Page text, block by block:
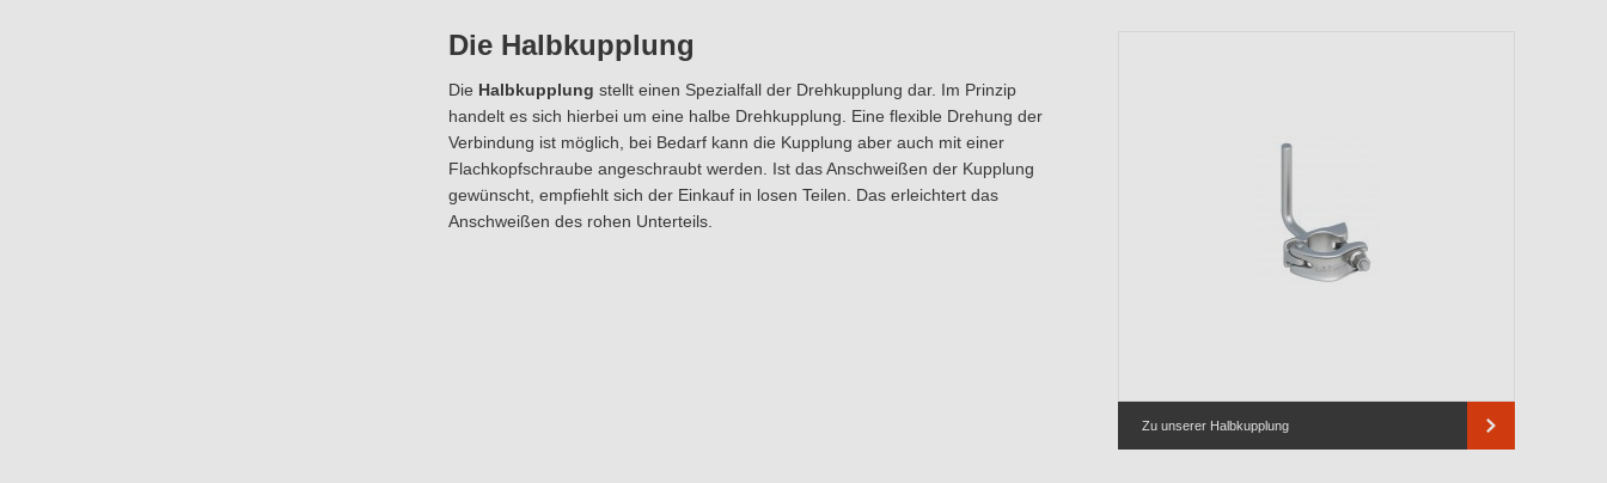
Die Halbkupplung
Die Halbkupplung stellt einen Spezialfall der Drehkupplung dar. Im Prinzip
handelt es sich hierbei um eine halbe Drehkupplung. Eine flexible Drehung der
Verbindung ist möglich, bei Bedarf kann die Kupplung aber auch mit einer
Flachkopfschraube angeschraubt werden. Ist das Anschweißen der Kupplung
gewünscht, empfiehlt sich der Einkauf in losen Teilen. Das erleichtert das
Anschweißen des rohen Unterteils.
Zu unserer Halbkupplung